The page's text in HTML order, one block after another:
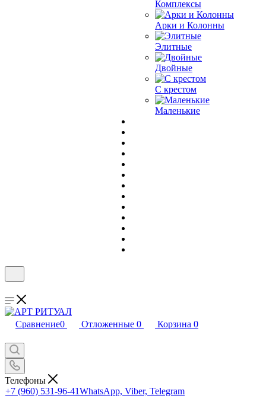
Комплексы
Арки и Колонны
Элитные
Двойные
С крестом
Маленькие
Сравнение0 Отложенные 0 Корзина 0
Телефоны
+7 (960) 531-96-41WhatsApp, Viber, Telegram